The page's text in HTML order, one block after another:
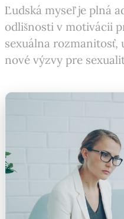
Ľudská myseľ je plná
odlišnosti v motivácii
sexuálna rozmanitosť,
nové výzvy pre